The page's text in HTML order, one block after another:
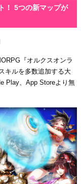
！ 5つの新マップが
『オルクスオンラ
キルを多数追加する大
Play、App Storeより無